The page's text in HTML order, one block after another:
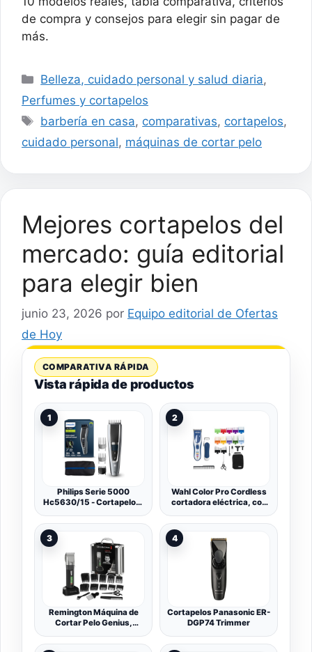
HC5035
de compra y consejos para elegir sin pagar de
más.
Categorías
Belleza, cuidado personal y salud diaria,
Perfumes y cortapelos
Etiquetas
barbería en casa, comparativas, cortapelos,
cuidado personal, máquinas de cortar pelo
Mejores cortapelos del
mercado: guía editorial
para elegir bien
junio 23, 2026 por Equipo editorial de Ofertas
de Hoy
COMPARATIVA RÁPIDA
Vista rápida de productos
1
Philips Serie 5000
Hc5630/15 - Cortapelos,
Para Estilo Deseado, 90
Min de Uso Sin Cable,
Incluye 3 Peines-Guía y
Funda
2
Wahl Color Pro Cordless
cortadora eléctrica, con
cable, 8 peines guía de
colores fáciles de usar,
óptima para toda la
familia y para el cabello de
los niños, cuchilla lavable
3
Remington Máquina de
Cortar Pelo Genius,
Antiguo
4
Cortapelos Panasonic ER-
DGP74 Trimmer